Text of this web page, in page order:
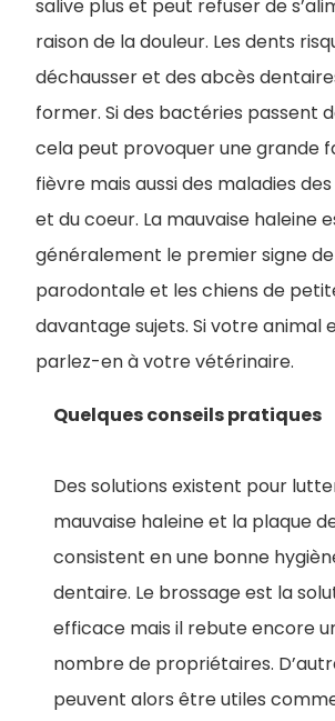
salive plus et peut refuser de
raison de la douleur. Les dents
déchausser et des abcès
former. Si des bactéries passent
cela peut provoquer une grande
fièvre mais aussi des maladies
et du coeur. La mauvaise haleine
généralement le premier signe
parodontale et les chiens de
davantage sujets. Si votre animal
parlez-en à votre vétérinaire.
Quelques conseils pratiques
Des solutions existent pour
mauvaise haleine et la plaque
consistent en une bonne
dentaire. Le brossage est la
efficace mais il rebute encore
nombre de propriétaires.
peuvent alors être utiles